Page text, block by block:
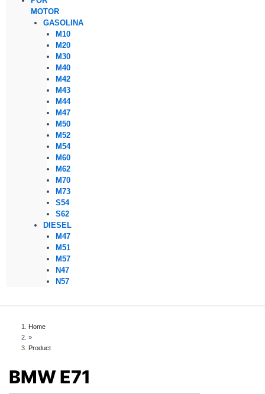
MOTOR
GASOLINA
M10
M20
M30
M40
M42
M43
M44
M47
M50
M52
M54
M60
M62
M70
M73
S54
S62
DIESEL
M47
M51
M57
N47
N57
Home
»
Product
BMW E71